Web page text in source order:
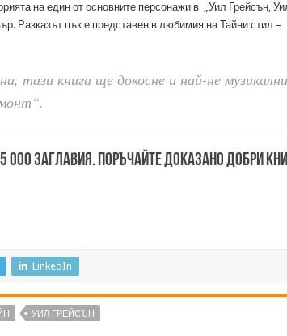
на един от основните персонажи в „Уил Грейсън,
Разказът пък е представен в любимия на Тайни стил –
тази книга ще докосне и най-не
000 заглавия. Поръчайте доказано добри
LinkedIn
УИЛ ГРЕЙСЪН